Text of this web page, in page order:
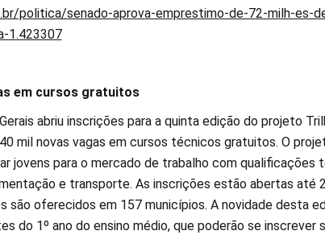
politica/senado-aprova-emprestimo-de-72-milh-es-
1.423307
em cursos gratuitos
abriu inscrições para a quinta edição do projeto
mil novas vagas em cursos técnicos gratuitos. O
jovens para o mercado de trabalho com qualificações
e transporte. As inscrições estão abertas até
são oferecidos em 157 municípios. A novidade desta
do 1º ano do ensino médio, que poderão se inscrever